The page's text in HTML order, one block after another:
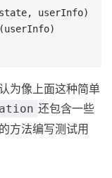
userInfo)
(userInfo)
为像上面这种简单
还包含一些
方法编写测试用